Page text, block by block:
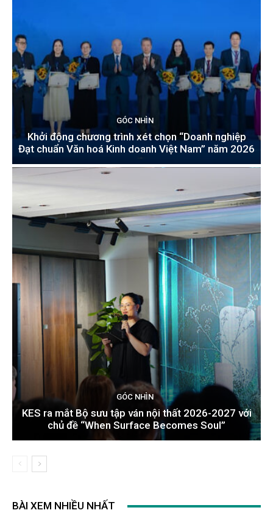
GÓC NHÌN
Khởi động chương trình xét chọn “Doanh nghiệp
Đạt chuẩn Văn hoá Kinh doanh Việt Nam” năm 2026
GÓC NHÌN
KES ra mắt Bộ sưu tập ván nội thất 2026-2027 với
chủ đề “When Surface Becomes Soul”
BÀI XEM NHIỀU NHẤT